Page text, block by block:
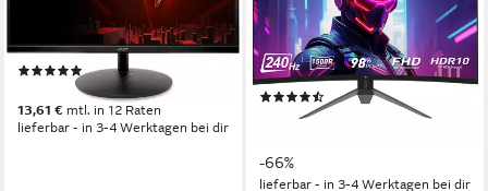
1920x1080 px, FHD
Auflösung
Reaktionszeit
Produktdatenblatt
(1)
149,00 €
13,61 € mtl. in 12 Raten
lieferbar - in 3-4 Werktagen bei dir
81,3 cm/ 32 Zoll Diagonale
1920x1080 px, HVA Auflösung
240 Hz Bildwiederholfrequenz
Produktdatenblatt
(102)
169,00 €
-66%
lieferbar - in 3-4 Werktagen bei dir